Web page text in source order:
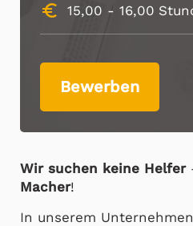
euro_symbol 15,00 - 16,00
Bewerben
Wir suchen keine Helfer
Macher!
In unserem